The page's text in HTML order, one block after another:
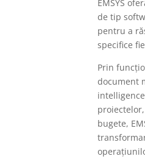
EMSYS
de tip
pentru a
specifice
Prin
document
bugete,